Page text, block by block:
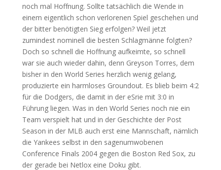
noch mal Hoffnung. Sollte tatsächlich die Wende in
einem eigentlich schon verlorenen Spiel geschehen und
der bitter benötigten Sieg erfolgen? Weil jetzt
zumindest nominell die besten Schlagmänne folgten?
Doch so schnell die Hoffnung aufkeimte, so schnell
war sie auch wieder dahin, denn Greyson Torres, dem
bisher in den World Series herzlich wenig gelang,
produzierte ein harmloses Groundout. Es blieb beim 4:2
für die Dodgers, die damit in der eSrie mit 3:0 in
Führung liegen. Was in den World Series noch nie ein
Team verspielt hat und in der Geschichte der Post
Season in der MLB auch erst eine Mannschaft, nämlich
die Yankees selbst in den sagenumwobenen
Conference Finals 2004 gegen die Boston Red Sox, zu
der gerade bei Netlox eine Doku gibt.